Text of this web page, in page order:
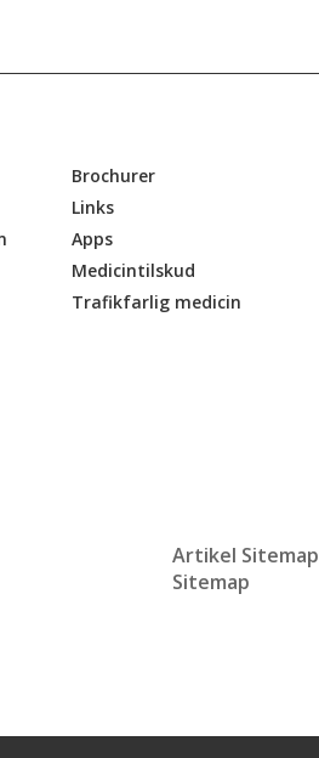
Brochurer
Links
Apps
Medicintilskud
Trafikfarlig medicin
Artikel Sitemap
Sitemap